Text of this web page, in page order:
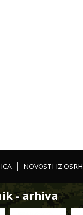
NOVOSTI IZ OSRH
- arhiva